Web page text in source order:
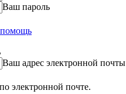
Ваш пароль
помощь
Ваш адрес электронной почты
электронной почте.